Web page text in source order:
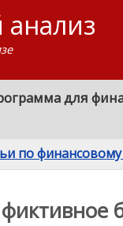
для
по финансовому